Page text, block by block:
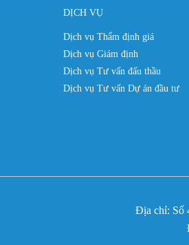
DỊCH VỤ
Dịch vụ Thẩm định giá
Dịch vụ Giám định
Dịch vụ Tư vấn đấu thầu
Dịch vụ Tư vấn Dự án đầu tư
Địa chỉ: Số